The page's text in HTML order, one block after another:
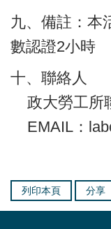
九、備註：本
數認證2小時
十、聯絡人
政大勞工所
EMAIL：
列印本頁 分享